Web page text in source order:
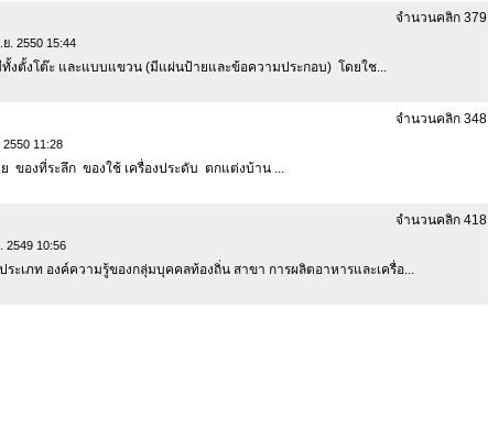
จำนวนคลิก 379
ย. 2550 15:44
งตั้งโต๊ะ และแบบแขวน (มีแผ่นป้ายและข้อความประกอบ) โดยใช...
จำนวนคลิก 348
11:28
ของที่ระลึก ของใช้ เครื่องประดับ ตกแต่งบ้าน ...
จำนวนคลิก 418
2549 10:56
เภท องค์ความรู้ของกลุ่มบุคคลท้องถิ่น สาขา การผลิตอาหารและเครื่อ...